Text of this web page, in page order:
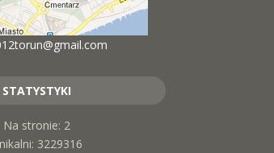
STATYSTYKI
Na stronie: 2
3229316